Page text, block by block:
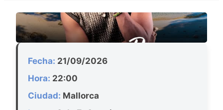
Fecha: 21/09/2026
Hora: 22:00
Ciudad: Mallorca